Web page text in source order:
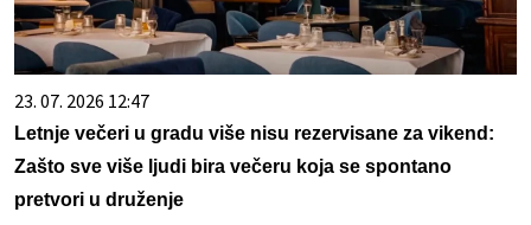
23. 07. 2026 12:47
Letnje večeri u gradu više nisu rezervisane za vikend:
Zašto sve više ljudi bira večeru koja se spontano
pretvori u druženje